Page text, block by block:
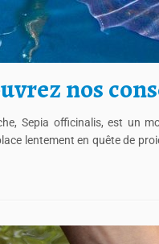
nos
Sepia officinalis, est un
lentement en quête de